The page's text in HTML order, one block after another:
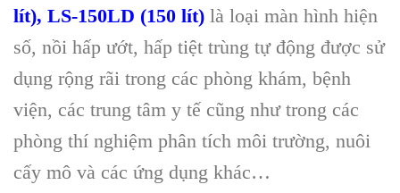
lít), LS-150LD (150 lít) là loại màn hình hiện
số, nồi hấp ướt, hấp tiệt trùng tự động được sử
dụng rộng rãi trong các phòng khám, bệnh
viện, các trung tâm y tế cũng như trong các
phòng thí nghiệm phân tích môi trường, nuôi
cấy mô và các ứng dụng khác…